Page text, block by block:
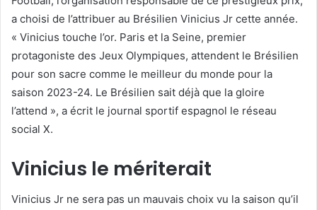
a choisi de l’attribuer au Brésilien Vinicius Jr cette année.
« Vinicius touche l’or. Paris et la Seine, premier
protagoniste des Jeux Olympiques, attendent le Brésilien
pour son sacre comme le meilleur du monde pour la
saison 2023-24. Le Brésilien sait déjà que la gloire
l’attend », a écrit le journal sportif espagnol le réseau
social X.
Vinicius le mériterait
Vinicius Jr ne sera pas un mauvais choix vu la saison qu’il